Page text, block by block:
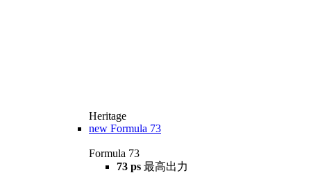
Heritage
new Formula 73
Formula 73
73 ps 最高出力